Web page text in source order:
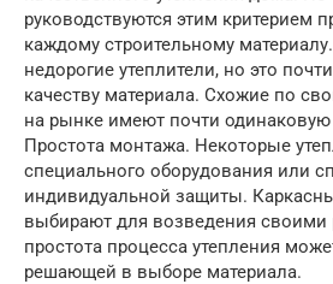
руководствуются этим критерием
каждому строительному
недорогие утеплители, но это
качеству материала. Схожие по
на рынке имеют почти одинаковую
Простота монтажа. Некоторые
специального оборудования или
индивидуальной защиты.
выбирают для возведения своими
простота процесса утепления
решающей в выборе материала.